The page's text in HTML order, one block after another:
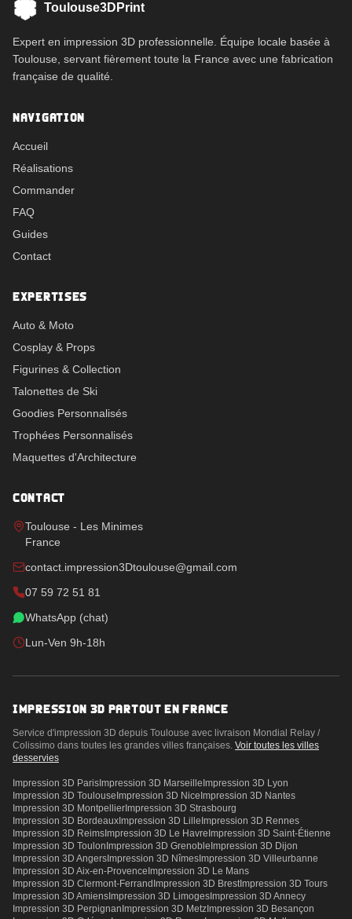
Toulouse3DPrint
Expert en impression 3D professionnelle. Équipe locale basée à
Toulouse, servant fièrement toute la France avec une fabrication
française de qualité.
NAVIGATION
Accueil
Réalisations
Commander
FAQ
Guides
Contact
EXPERTISES
Auto & Moto
Cosplay & Props
Figurines & Collection
Talonettes de Ski
Goodies Personnalisés
Trophées Personnalisés
Maquettes d'Architecture
CONTACT
Toulouse - Les Minimes
France
contact.impression3Dtoulouse@gmail.com
07 59 72 51 81
WhatsApp (chat)
Lun-Ven 9h-18h
IMPRESSION 3D PARTOUT EN FRANCE
Service d'impression 3D depuis Toulouse avec livraison Mondial Relay /
Colissimo dans toutes les grandes villes françaises. Voir toutes les villes
desservies
Impression 3D Paris Impression 3D Marseille Impression 3D Lyon
Impression 3D Toulouse Impression 3D Nice Impression 3D Nantes
Impression 3D Montpellier Impression 3D Strasbourg
Impression 3D Bordeaux Impression 3D Lille Impression 3D Rennes
Impression 3D Reims Impression 3D Le Havre Impression 3D Saint-Étienne
Impression 3D Toulon Impression 3D Grenoble Impression 3D Dijon
Impression 3D Angers Impression 3D Nîmes Impression 3D Villeurbanne
Impression 3D Aix-en-Provence Impression 3D Le Mans
Impression 3D Clermont-Ferrand Impression 3D BrestImpression 3D Tours
Impression 3D Amiens Impression 3D Limoges Impression 3D Annecy
Impression 3D Perpignan Impression 3D Metz Impression 3D Besançon